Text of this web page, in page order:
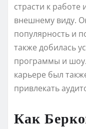
страсти к
внешнему виду.
популярность и
также добилась
программы и
карьере был
привлекать
Как